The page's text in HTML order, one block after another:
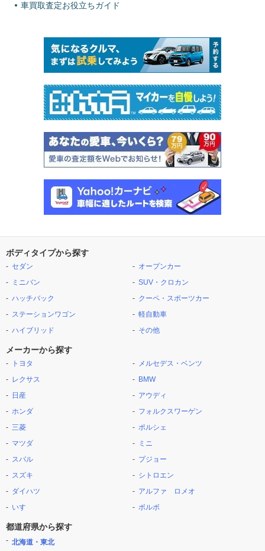
車買取査定お役立ちガイド
ボディタイプから探す
セダン
ミニバン
ハッチバック
ステーションワゴン
ハイブリッド
オープンカー
SUV・クロカン
クーペ・スポーツカー
軽自動車
その他
メーカーから探す
トヨタ
レクサス
日産
ホンダ
三菱
マツダ
スバル
スズキ
ダイハツ
いすゞ
メルセデス・ベンツ
BMW
アウディ
フォルクスワーゲン
ポルシェ
ミニ
プジョー
シトロエン
アルファ ロメオ
ボルボ
都道府県から探す
北海道・東北